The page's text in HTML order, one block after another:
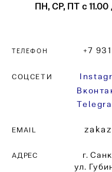
ПН, СР, ПТ с 11.00
ТЕЛЕФОН +7
СОЦСЕТИ
EMAIL zakaz
АДРЕС г.
ул.